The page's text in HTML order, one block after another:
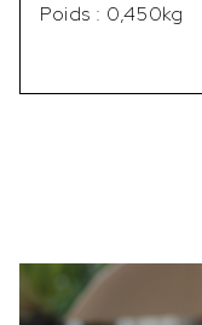
Poids : 0,450kg